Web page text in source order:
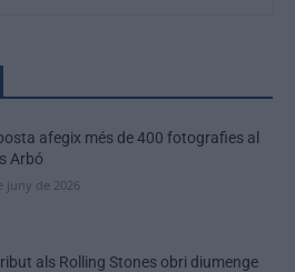
afegix més de 400 fotografies al
Arbó
juny de 2026
als Rolling Stones obri diumenge